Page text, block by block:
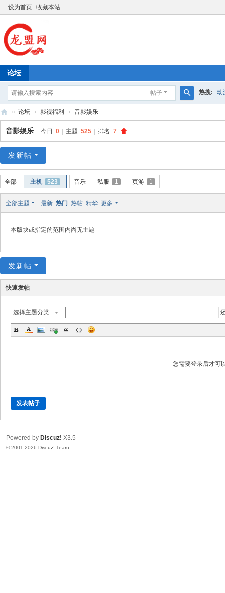
设为首页 收藏本站
论坛
帖子
索
热搜: 动
龙
盟
» 论坛 › 影视福利 › 音影娱乐
音影娱乐 今日: 0 主题: 525 排名: 7
发新帖
全部 主机 523 音乐 私服 1 页游 1
全部主题 最新 热门 热帖 精华 更多
本版块或指定的范围内尚无主题
发新帖
快速发帖
选择主题分类
您需要登录后才可
发表帖子
Powered by Discuz! X3.5
© 2001-2026 Discuz! Team